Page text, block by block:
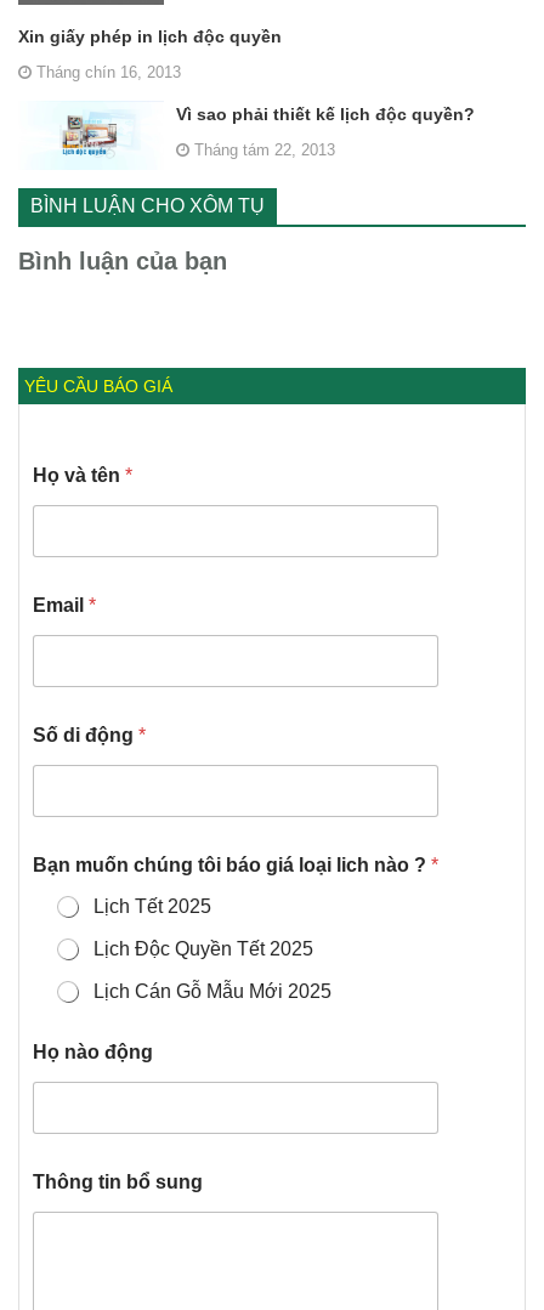
Xin giấy phép in lịch độc quyền
Tháng chín 16, 2013
Vì sao phải thiết kế lịch độc quyền?
Tháng tám 22, 2013
BÌNH LUẬN CHO XÔM TỤ
Bình luận của bạn
YÊU CẦU BÁO GIÁ
Họ và tên *
Email *
Số di động *
Bạn muốn chúng tôi báo giá loại lich nào ? *
Lịch Tết 2025
Lịch Độc Quyền Tết 2025
Lịch Cán Gỗ Mẫu Mới 2025
Họ nào động
Thông tin bổ sung